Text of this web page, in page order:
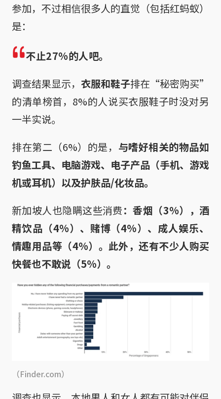
参加，不过相信很多人的直觉（包括红蚂蚁）
是：
不止27%的人吧。
调查结果显示， 衣服和鞋子排在“秘密购买”
的清单榜首，8%的人说买衣服鞋子时没对另
一半实说。
排在第二（6%）的是， 与嗜好相关的物品如
钓鱼工具、电脑游戏、电子产品（手机、游戏
机或耳机）以及护肤品/化妆品。
新加坡人也隐瞒这些消费：香烟（3%），酒
精饮品（4%）、赌博（4%）、成人娱乐、
情趣用品等（4%）。此外，还有不少人购买
快餐也不敢说（5%）。
（Finder.com）